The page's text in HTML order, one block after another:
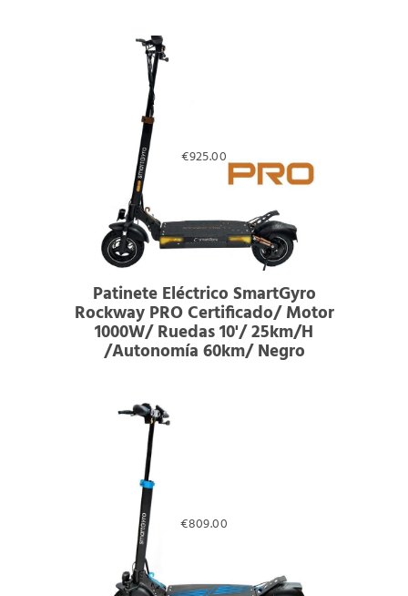
€925.00
Patinete Eléctrico SmartGyro
Rockway PRO Certificado/ Motor
1000W/ Ruedas 10'/ 25km/h
/Autonomía 60km/ Negro
€809.00